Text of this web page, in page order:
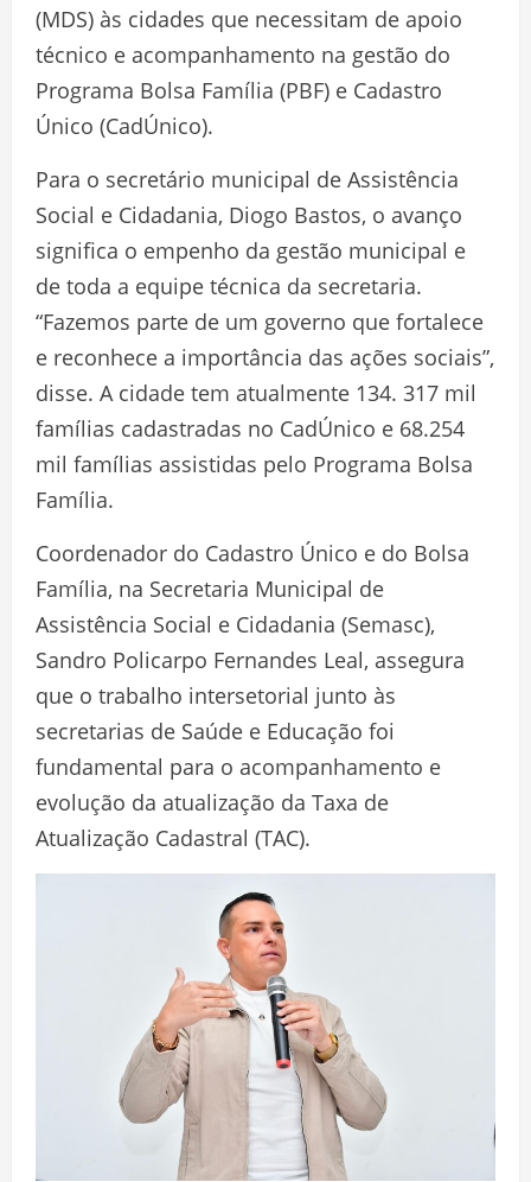
(MDS) às cidades que necessitam de apoio
técnico e acompanhamento na gestão do
Programa Bolsa Família (PBF) e Cadastro
Único (CadÚnico).
Para o secretário municipal de Assistência
Social e Cidadania, Diogo Bastos, o avanço
significa o empenho da gestão municipal e
de toda a equipe técnica da secretaria.
“Fazemos parte de um governo que fortalece
e reconhece a importância das ações sociais”,
disse. A cidade tem atualmente 134. 317 mil
famílias cadastradas no CadÚnico e 68.254
mil famílias assistidas pelo Programa Bolsa
Família.
Coordenador do Cadastro Único e do Bolsa
Família, na Secretaria Municipal de
Assistência Social e Cidadania (Semasc),
Sandro Policarpo Fernandes Leal, assegura
que o trabalho intersetorial junto às
secretarias de Saúde e Educação foi
fundamental para o acompanhamento e
evolução da atualização da Taxa de
Atualização Cadastral (TAC).